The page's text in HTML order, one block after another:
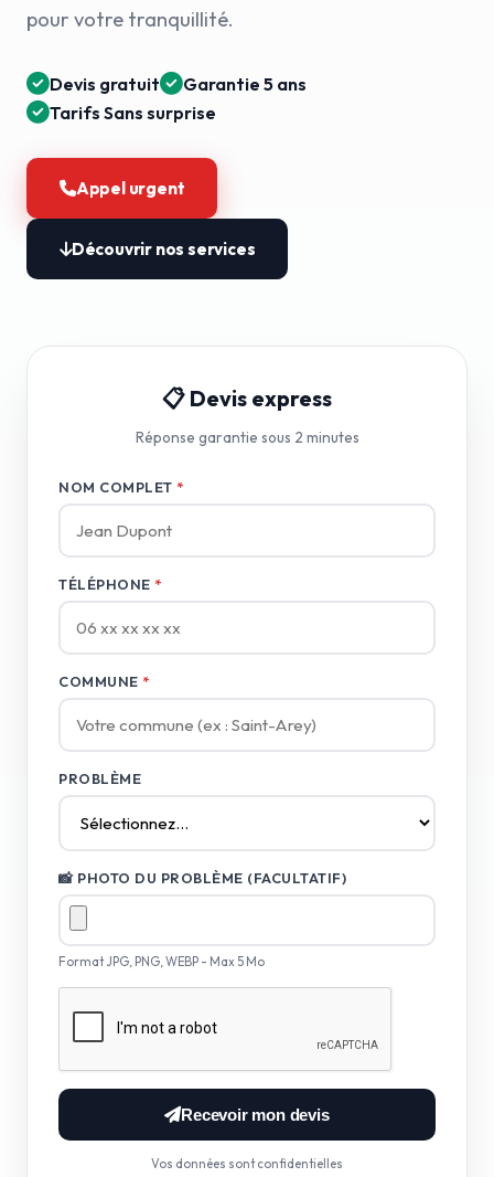
pour votre tranquillité.
Devis gratuit
Garantie 5 ans
Tarifs Sans surprise
Appel urgent
Découvrir nos services
📋 Devis express
Réponse garantie sous 2 minutes
NOM COMPLET *
TÉLÉPHONE *
COMMUNE *
PROBLÈME
📸 PHOTO DU PROBLÈME (FACULTATIF)
Format JPG, PNG, WEBP - Max 5 Mo
Recevoir mon devis
Vos données sont confidentielles